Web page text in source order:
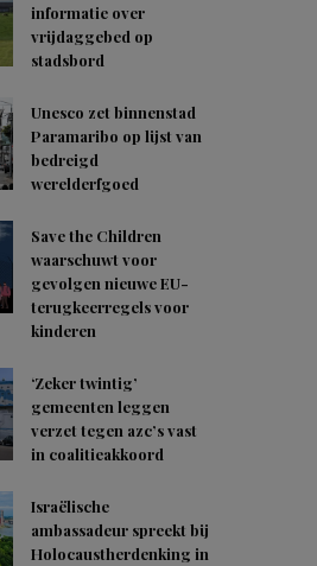
informatie over
vrijdaggebed op
stadsbord
Unesco zet binnenstad
Paramaribo op lijst van
bedreigd
werelderfgoed
Save the Children
waarschuwt voor
gevolgen nieuwe EU-
terugkeerregels voor
kinderen
‘Zeker twintig’
gemeenten leggen
verzet tegen azc’s vast
in coalitieakkoord
Israëlische
ambassadeur spreekt bij
Holocaustherdenking in